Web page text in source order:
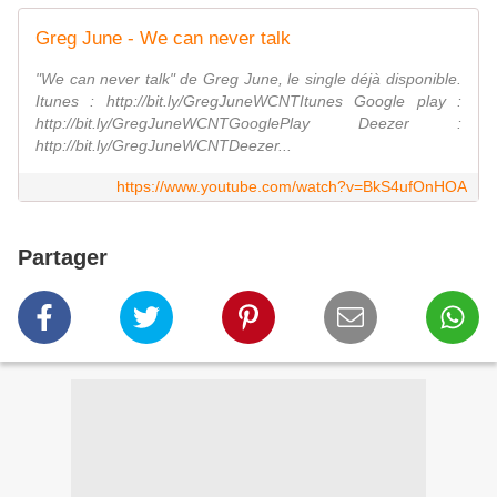
Greg June - We can never talk
"We can never talk" de Greg June, le single déjà disponible.
Itunes : http://bit.ly/GregJuneWCNTItunes Google play :
http://bit.ly/GregJuneWCNTGooglePlay Deezer :
http://bit.ly/GregJuneWCNTDeezer...
https://www.youtube.com/watch?v=BkS4ufOnHOA
Partager